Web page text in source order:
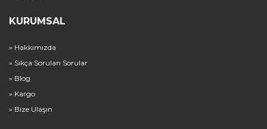
KURUMSAL
» Hakkımızda
» Sıkça Sorulan Sorular
» Blog
» Kargo
» Bize Ulaşın